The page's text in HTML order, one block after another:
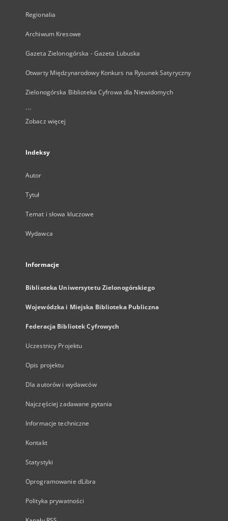
Regionalia
Archiwum Kresowe
Gazeta Zielonogórska - Gazeta Lubuska
Otwarty Międzynarodowy Konkurs na Rysunek Satyryczny
Zielonogórska Biblioteka Cyfrowa dla Niewidomych
...
Zobacz więcej
Indeksy
Autor
Tytuł
Temat i słowa kluczowe
Wydawca
Informacje
Biblioteka Uniwersytetu Zielonogórskiego
Wojewódzka i Miejska Biblioteka Publiczna
Federacja Bibliotek Cyfrowych
Uczestnicy Projektu
Opis projektu
Dla autorów i wydawców
Najczęściej zadawane pytania
Informacje techniczne
Kontakt
Statystyki
Oprogramowanie dLibra
Polityka prywatności